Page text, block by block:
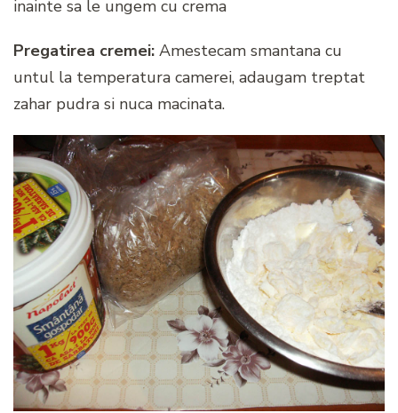
inainte sa le ungem cu crema
Pregatirea cremei: Amestecam smantana cu
untul la temperatura camerei, adaugam treptat
zahar pudra si nuca macinata.